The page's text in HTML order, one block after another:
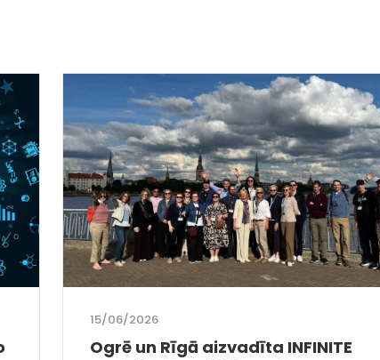
15/06/2026
Ogrē un Rīgā aizvadīta INFINITE